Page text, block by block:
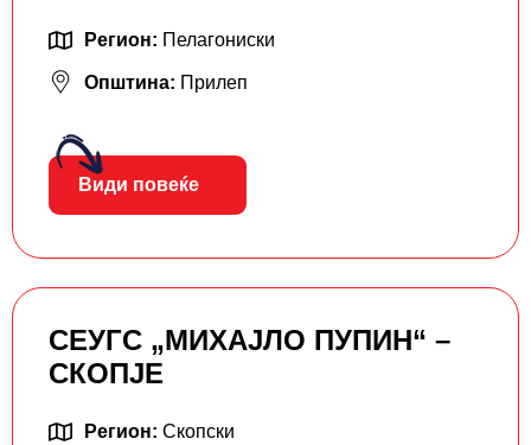
Регион: Пелагониски
Општина: Прилеп
Види повеќе
СЕУГС „МИХАЈЛО ПУПИН“ –
СКОПЈЕ
Регион: Скопски